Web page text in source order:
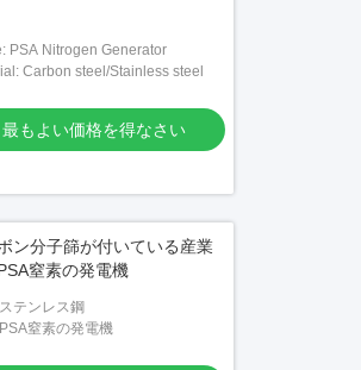
PSA Nitrogen Generator
Carbon steel/Stainless steel
最もよい価格を得なさい
ン分子篩が付いている産業
窒素の発電機
テンレス鋼
窒素の発電機